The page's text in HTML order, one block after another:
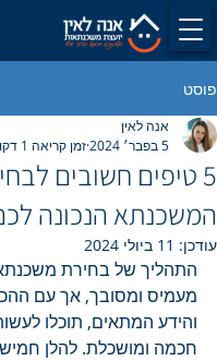
פוסט
5 טיפים חשובים
המשכנתא הנכונה
אנה לאין
5 בפבר׳ 2024
זמן קריאה 1 דקות
עודכן: 11 ביולי 2024
התהליך של בחירת משכנתא
מעמיס ומסובך, אך עם
והידע המתאים, תוכלו
חכמה ומושכלת. להלן